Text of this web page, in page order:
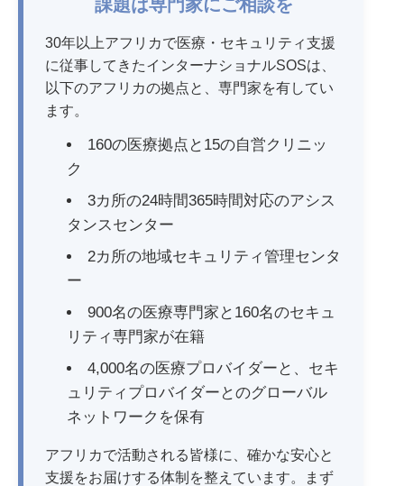
課題は専門家にご相談を
30年以上アフリカで医療・セキュリティ支援
に従事してきたインターナショナルSOSは、
以下のアフリカの拠点と、専門家を有してい
ます。
160の医療拠点と15の自営クリニッ
ク
3カ所の24時間365時間対応のアシス
タンスセンター
2カ所の地域セキュリティ管理センタ
ー
900名の医療専門家と160名のセキュ
リティ専門家が在籍
4,000名の医療プロバイダーと、セキ
ュリティプロバイダーとのグローバル
ネットワークを保有
アフリカで活動される皆様に、確かな安心と
支援をお届けする体制を整えています。まず